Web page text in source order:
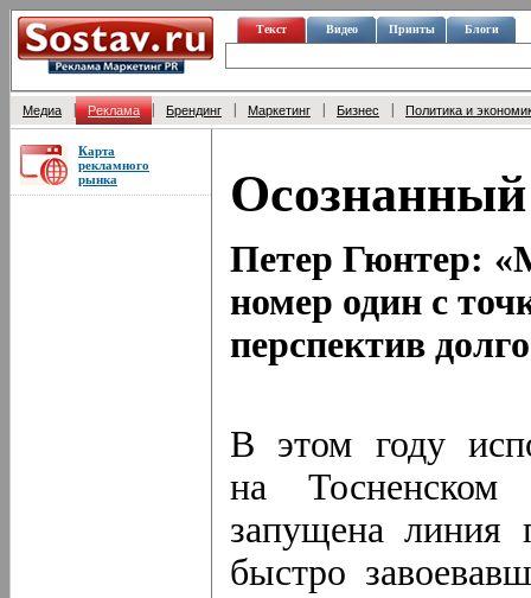
Текст Видео Принты Блоги
Медиа Реклама Брендинг Маркетинг Бизнес Политика и
Карта
рекламного
рынка
Петер Гюнтер:
номер один с
перспектив
В этом году
на
запущена линия
быстро